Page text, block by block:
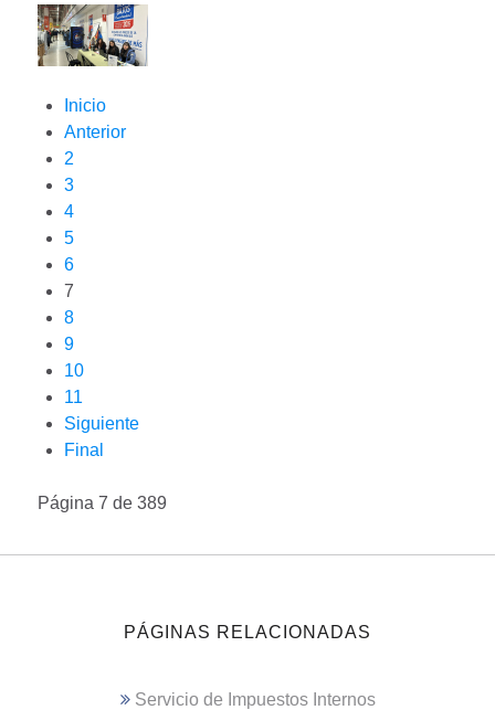
Inicio
Anterior
2
3
4
5
6
7
8
9
10
11
Siguiente
Final
Página 7 de 389
PÁGINAS RELACIONADAS
Servicio de Impuestos Internos